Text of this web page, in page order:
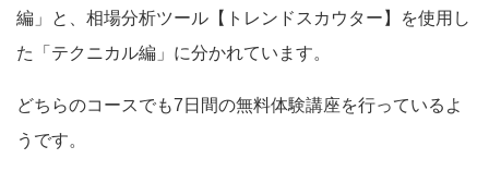
編」と、相場分析ツール【トレンドスカウター】を使用し
た「テクニカル編」に分かれています。
どちらのコースでも7日間の無料体験講座を行っているよ
うです。